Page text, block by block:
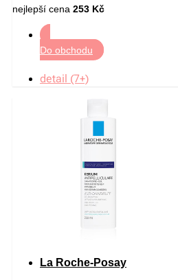
nejlepší cena 253 Kč
Do obchodu
detail (7+)
La Roche-Posay